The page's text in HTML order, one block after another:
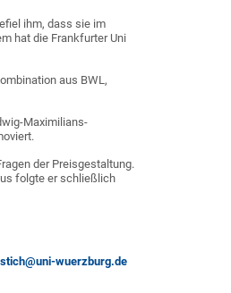
ihm, dass sie im
hat die Frankfurter Uni
aus BWL,
Maximilians-
der Preisgestaltung.
folgte er schließlich
wuerzburg.de